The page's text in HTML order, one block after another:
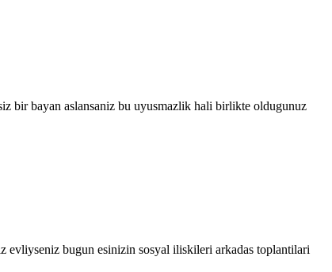
bir bayan aslansaniz bu uyusmazlik hali birlikte oldugunuz
bugun esinizin sosyal iliskileri arkadas toplantilari